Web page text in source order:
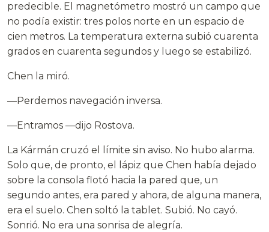
predecible. El magnetómetro mostró un campo que
no podía existir: tres polos norte en un espacio de
cien metros. La temperatura externa subió cuarenta
grados en cuarenta segundos y luego se estabilizó.
Chen la miró.
—Perdemos navegación inversa.
—Entramos —dijo Rostova.
La Kármán cruzó el límite sin aviso. No hubo alarma.
Solo que, de pronto, el lápiz que Chen había dejado
sobre la consola flotó hacia la pared que, un
segundo antes, era pared y ahora, de alguna manera,
era el suelo. Chen soltó la tablet. Subió. No cayó.
Sonrió. No era una sonrisa de alegría.